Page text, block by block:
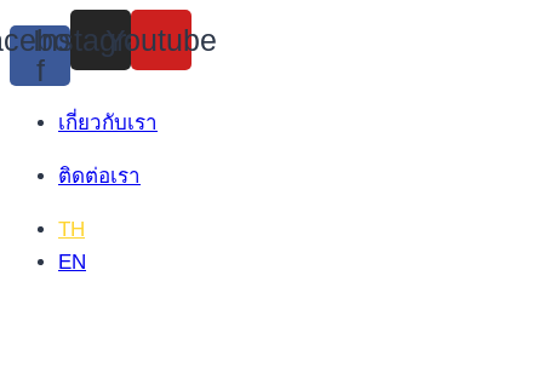
Skip
to
content
f
Instagram
Youtube
เกี่ยวกับเรา
ติดต่อเรา
TH
EN